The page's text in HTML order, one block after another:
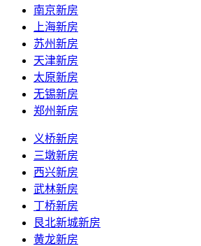
南京新房
上海新房
苏州新房
天津新房
太原新房
无锡新房
郑州新房
义桥新房
三墩新房
西兴新房
武林新房
丁桥新房
艮北新城新房
黄龙新房